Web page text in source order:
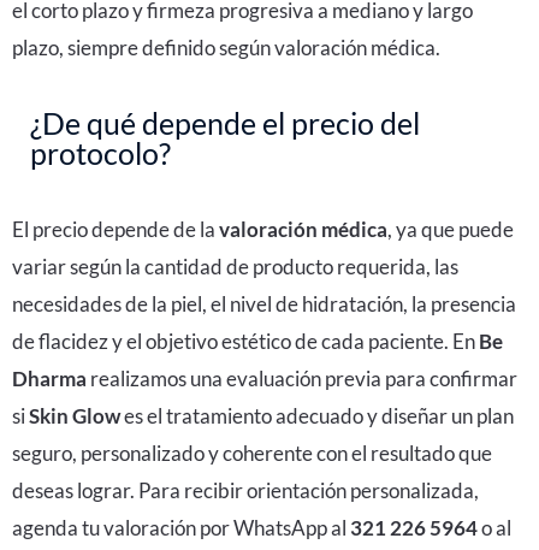
el corto plazo y firmeza progresiva a mediano y largo
plazo, siempre definido según valoración médica.
¿De qué depende el precio del
protocolo?
El precio depende de lavaloración médica, ya que puede
variar según la cantidad de producto requerida, las
necesidades de la piel, el nivel de hidratación, la presencia
de flacidez y el objetivo estético de cada paciente. EnBe
Dharma realizamos una evaluación previa para confirmar
siSkin Glowes el tratamiento adecuado y diseñar un plan
seguro, personalizado y coherente con el resultado que
deseas lograr. Para recibir orientación personalizada,
agenda tu valoración por WhatsApp al 321 226 5964o al